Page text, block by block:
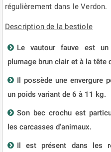
régulièrement dans le Verdon.
Description de la bestiole
Le vautour fauve est un
plumage brun clair et à la tête
Il possède une envergure
un poids variant de 6 à 11 kg.
Son bec crochu est
les carcasses d'animaux.
Il est présent dans les